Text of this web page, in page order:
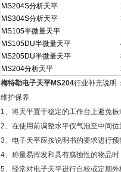
MS204S分析天平
MS304S分析天平
MS105半微量天平
MS105DU半微量天平
MS205DU半微量天平
MS204分析天平
梅特勒电子天平MS204行业补充说明
维护保养
1、将天平置于稳定的工作台上避免
2、在使用前调整水平仪气泡至中间位
3、电子天平应按说明书的要求进行预
4、称量易挥发和具有腐蚀性的物品
5、经常对电子天平进行自校或定期